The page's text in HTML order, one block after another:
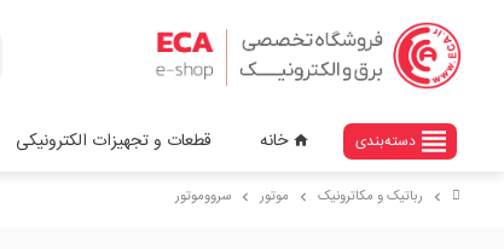
view_headline دسته‌بندی home خانه قطعات و تجهیزات الکترونیکی
chevron_right رباتیک و مکاترونیک chevron_right موتور chevron_right سرووموتور